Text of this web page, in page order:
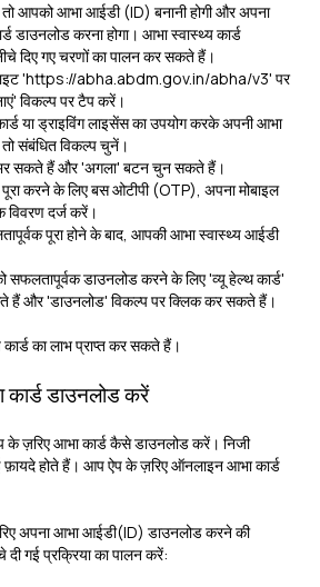
आपको आभा आईडी (ID) बनानी होगी और अपना
डाउनलोड करना होगा। आभा स्वास्थ्य कार्ड
दिए गए चरणों का पालन कर सकते हैं।
'https://abha.abdm.gov.in/abha/v3' पर
विकल्प पर टैप करें।
या ड्राइविंग लाइसेंस का उपयोग करके अपनी आभा
संबंधित विकल्प चुनें।
सकते हैं और 'अगला' बटन चुन सकते हैं।
करने के लिए बस ओटीपी (OTP), अपना मोबाइल
दर्ज करें।
पूरा होने के बाद, आपकी आभा स्वास्थ्य आईडी
सफलतापूर्वक डाउनलोड करने के लिए 'व्यू हेल्थ कार्ड'
हैं और 'डाउनलोड' विकल्प पर क्लिक कर सकते हैं।
का लाभ प्राप्त कर सकते हैं।
डाउनलोड करें
के ज़रिए आभा कार्ड कैसे डाउनलोड करें। निजी
होते हैं। आप ऐप के ज़रिए ऑनलाइन आभा कार्ड
अपना आभा आईडी(ID) डाउनलोड करने की
दी गई प्रक्रिया का पालन करें: